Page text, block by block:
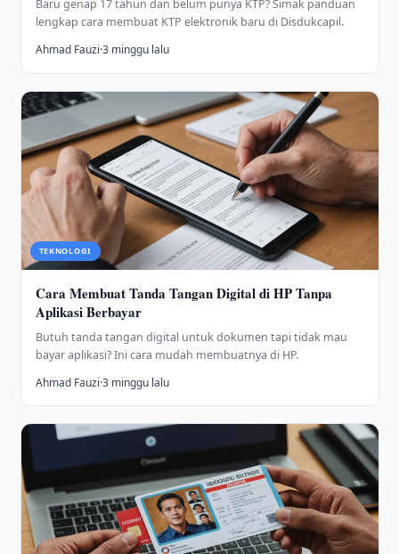
Baru genap 17 tahun dan belum punya KTP? Simak panduan
lengkap cara membuat KTP elektronik baru di Disdukcapil.
Ahmad Fauzi·3 minggu lalu
TEKNOLOGI
Cara Membuat Tanda Tangan Digital di HP Tanpa
Aplikasi Berbayar
Butuh tanda tangan digital untuk dokumen tapi tidak mau
bayar aplikasi? Ini cara mudah membuatnya di HP.
Ahmad Fauzi·3 minggu lalu